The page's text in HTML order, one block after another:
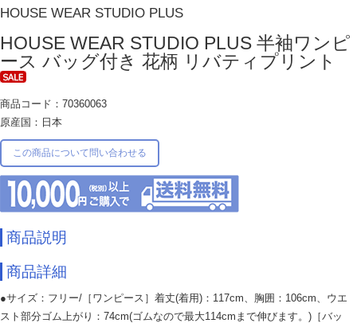
HOUSE WEAR STUDIO PLUS
HOUSE WEAR STUDIO PLUS 半袖ワンピ
ース バッグ付き 花柄 リバティプリント
商品コード：70360063
原産国：日本
この商品について問い合わせる
商品説明
商品詳細
●サイズ：フリー/［ワンピース］着丈(着用)：117cm、胸囲：106cm、ウエ
スト部分ゴム上がり：74cm(ゴムなので最大114cmまで伸びます。)［バッ